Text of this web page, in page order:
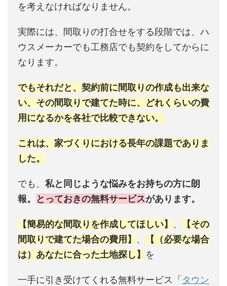
を考えなければなりません。
実際には、間取りの打合せをする段階では、ハ
ウスメーカーでも工務店でも契約をしてからに
なります。
でもそれだと、契約前に間取りの作成も出来な
い、その間取りで建てた時に、どれくらいの費
用になるかを各社で比較できない。
これは、家づくりにおける長年の課題でありま
した。
でも、 私と同じような悩みをお持ちの方に朗
報。
とっておきの無料サービスがあります。
【簡易的な間取りを作成してほしい】 、
【その
間取りで建てた場合の費用】 、
【（必要な場合
は）あなたに合った土地探し】 を
一手に引き受けてくれる無料サービス「タウン